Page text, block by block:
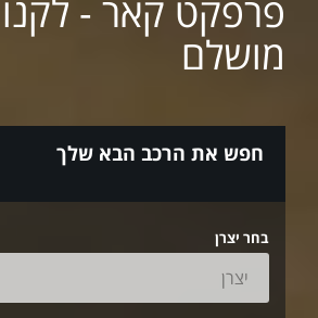
פרפקט קאר -
מושלם
חפש את הרכב הבא שלך
בחר יצרן